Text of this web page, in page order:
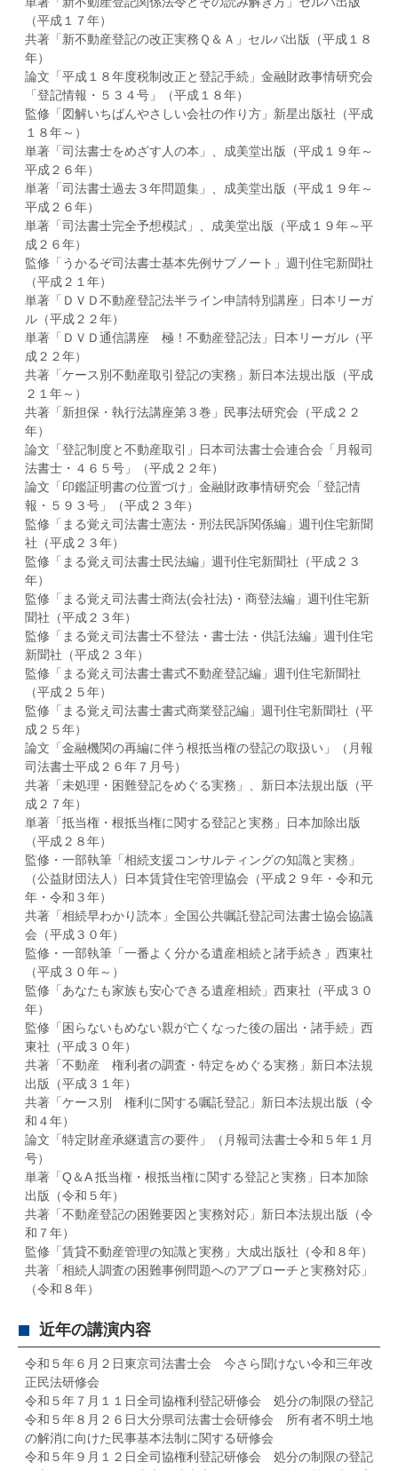
（平成１７年）
共著「新不動産登記の改正実務Ｑ＆Ａ」セルバ出版（平成１８
年）
論文「平成１８年度税制改正と登記手続」金融財政事情研究会
「登記情報・５３４号」（平成１８年）
監修「図解いちばんやさしい会社の作り方」新星出版社（平成
１８年～）
単著「司法書士をめざす人の本」、成美堂出版（平成１９年～
平成２６年）
単著「司法書士過去３年問題集」、成美堂出版（平成１９年～
平成２６年）
単著「司法書士完全予想模試」、成美堂出版（平成１９年～平
成２６年）
監修「うかるぞ司法書士基本先例サブノート」週刊住宅新聞社
（平成２１年）
単著「ＤＶＤ不動産登記法半ライン申請特別講座」日本リーガ
ル（平成２２年）
単著「ＤＶＤ通信講座 極！不動産登記法」日本リーガル（平
成２２年）
共著「ケース別不動産取引登記の実務」新日本法規出版（平成
２１年～）
共著「新担保・執行法講座第３巻」民事法研究会（平成２２
年）
論文「登記制度と不動産取引」日本司法書士会連合会「月報司
法書士・４６５号」（平成２２年）
論文「印鑑証明書の位置づけ」金融財政事情研究会「登記情
報・５９３号」（平成２３年）
監修「まる覚え司法書士憲法・刑法民訴関係編」週刊住宅新聞
社（平成２３年）
監修「まる覚え司法書士民法編」週刊住宅新聞社（平成２３
年）
監修「まる覚え司法書士商法(会社法)・商登法編」週刊住宅新
聞社（平成２３年）
監修「まる覚え司法書士不登法・書士法・供託法編」週刊住宅
新聞社（平成２３年）
監修「まる覚え司法書士書式不動産登記編」週刊住宅新聞社
（平成２５年）
監修「まる覚え司法書士書式商業登記編」週刊住宅新聞社（平
成２５年）
論文「金融機関の再編に伴う根抵当権の登記の取扱い」（月報
司法書士平成２６年７月号）
共著「未処理・困難登記をめぐる実務」、新日本法規出版（平
成２７年）
単著「抵当権・根抵当権に関する登記と実務」日本加除出版
（平成２８年）
監修・一部執筆「相続支援コンサルティングの知識と実務」
（公益財団法人）日本賃貸住宅管理協会（平成２９年・令和元
年・令和３年）
共著「相続早わかり読本」全国公共嘱託登記司法書士協会協議
会（平成３０年）
監修・一部執筆「一番よく分かる遺産相続と諸手続き」西東社
（平成３０年～）
監修「あなたも家族も安心できる遺産相続」西東社（平成３０
年）
監修「困らないもめない親が亡くなった後の届出・諸手続」西
東社（平成３０年）
共著「不動産 権利者の調査・特定をめぐる実務」新日本法規
出版（平成３１年）
共著「ケース別 権利に関する嘱託登記」新日本法規出版（令
和４年）
論文「特定財産承継遺言の要件」（月報司法書士令和５年１月
号）
単著「Q＆A 抵当権・根抵当権に関する登記と実務」日本加除
出版（令和５年）
共著「不動産登記の困難要因と実務対応」新日本法規出版（令
和７年）
監修「賃貸不動産管理の知識と実務」大成出版社（令和８年）
共著「相続人調査の困難事例問題へのアプローチと実務対応」
（令和８年）
近年の講演内容
令和５年６月２日東京司法書士会 今さら聞けない令和三年改
正民法研修会
令和５年７月１１日全司協権利登記研修会 処分の制限の登記
令和５年８月２６日大分県司法書士会研修会 所有者不明土地
の解消に向けた民事基本法制に関する研修会
令和５年９月１２日全司協権利登記研修会 処分の制限の登記